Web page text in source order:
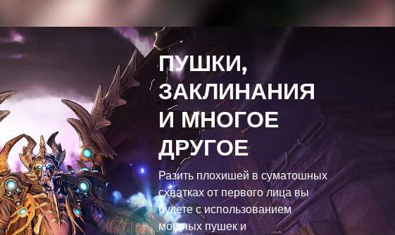
ПУШКИ,
ЗАКЛИНАНИЯ
И МНОГОЕ
ДРУГОЕ
Разить плохишей в суматошных
схватках от первого лица вы
будете с использованием
мощных пушек и